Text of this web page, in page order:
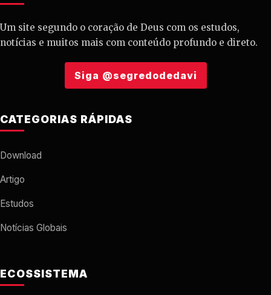
Um site segundo o coração de Deus com os estudos,
notícias e muitos mais com conteúdo profundo e direto.
Siga @segredodedavi
CATEGORIAS RÁPIDAS
Download
Artigo
Estudos
Notícias Globais
ECOSSISTEMA